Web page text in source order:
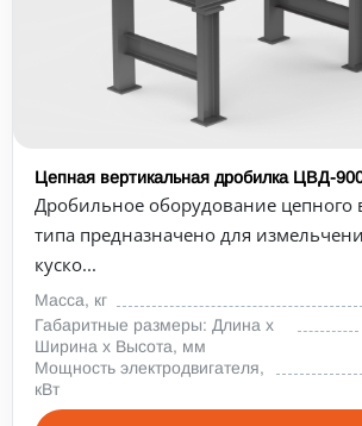
Цепная вертикальная дробилка ЦВД-
Дробильное оборудование цепного
типа предназначено для
куско...
Масса, кг
Габаритные размеры: Длина х
Ширина х Высота, мм
Мощность электродвигателя,
кВт